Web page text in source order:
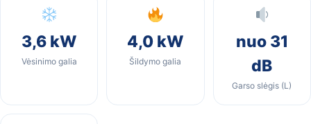
3,6 kW
Vėsinimo galia
4,0 kW
Šildymo galia
nuo 31
dB
Garso slėgis (L)